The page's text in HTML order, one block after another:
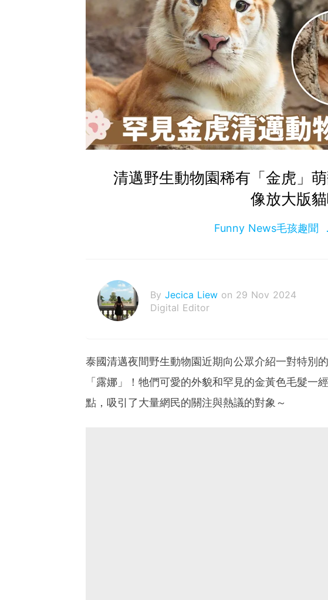
清邁野生動物園稀有「金虎」
像放大版
Funny News毛孩趣聞
By Jecica Liew on 29 Nov 2024
Digital Editor
泰國清邁夜間野生動物園近期向公眾介紹一對特別
「露娜」！牠們可愛的外貌和罕見的金黃色毛髮一
點，吸引了大量網民的關注與熱議的對象～